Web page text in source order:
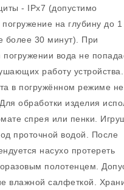
- IPx7 (допустимо
погружение на глубину до
более 30 минут). При
погружении вода не
работу устройства.
в погружённом режиме не
обработки изделия
спрея или пенки.
проточной водой. После
насухо протереть
полотенцем.
влажной салфеткой.